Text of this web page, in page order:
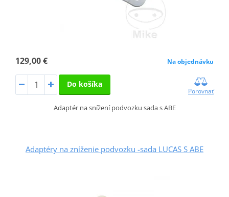
129,00 € Na objednávku
Do košíka
Porovnať
Adaptér na snížení podvozku sada s ABE
Adaptéry na zníženie podvozku -sada LUCAS S ABE